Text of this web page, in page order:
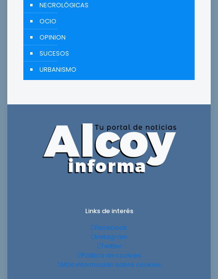
NECROLÓGICAS
OCIO
OPINION
SUCESOS
URBANISMO
Links de interés
Facebook
Instagram
Twitter
Pólitica de cookies
Más información sobre cookies